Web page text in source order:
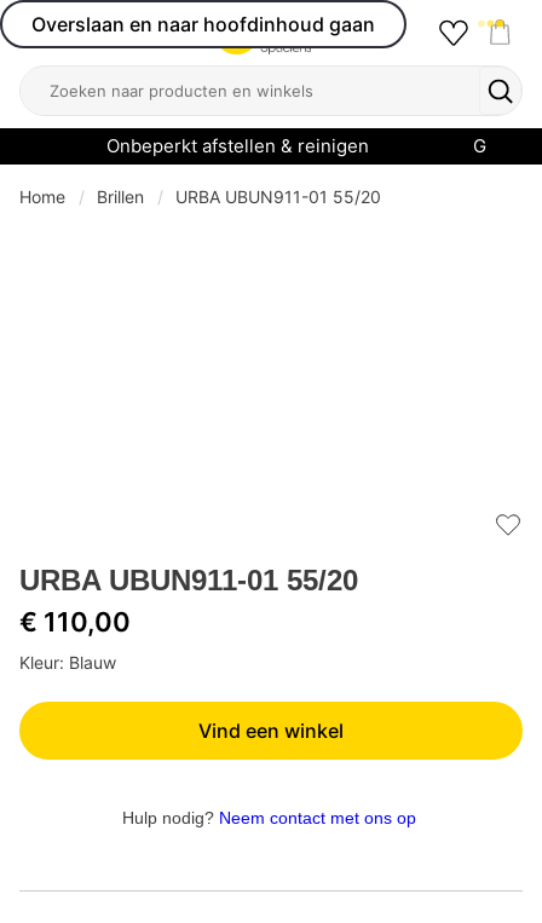
Overslaan en naar hoofdinhoud gaan
Open menu
Zoeken
Onbeperkt afstellen & reinigen
Home Brillen URBA UBUN911-01 55/20
URBA UBUN911-01 55/20
€ 110,00
Kleur: Blauw
Vind een winkel
Hulp nodig? Neem contact met ons op